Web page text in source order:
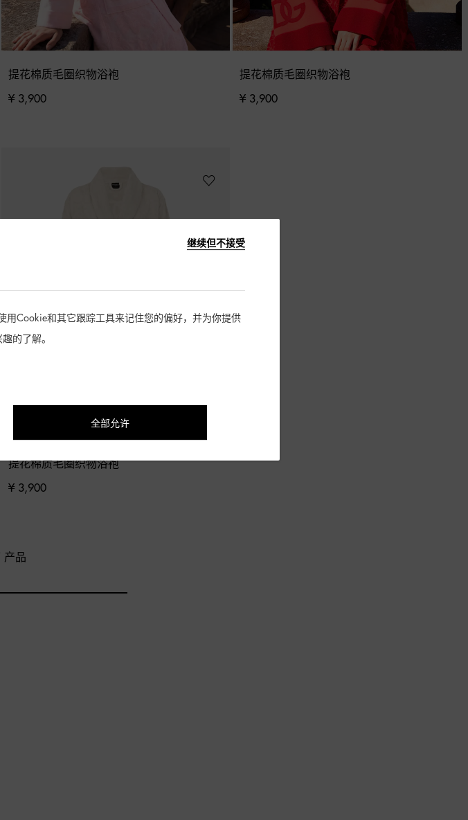
提花棉质毛圈织物浴袍
¥ 3,900
提花棉质毛圈织物浴袍
¥ 3,900
提花棉质毛圈织物浴袍
¥ 3,900
品
继续但不接受
用Cookie和其它跟踪工具来记住您的偏好，并为你提供
的了解。
全部允许